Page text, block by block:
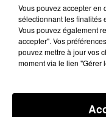
10 juin 2025 - 1 min
L'AGENDA DU
Vous pouvez accepter en
sélectionnant les finalités
Vous pouvez également
accepter". Vos
pouvez mettre à jour vos
moment via le lien "Gérer